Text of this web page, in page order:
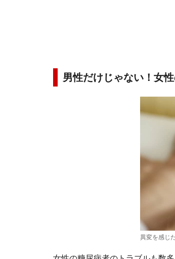
男性だけじゃない！女
異変を感じ